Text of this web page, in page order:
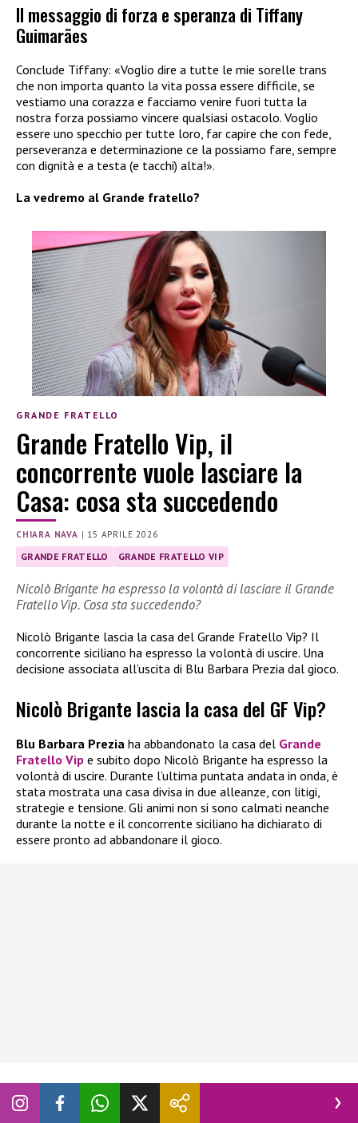
Il messaggio di forza e speranza di Tiffany
Guimarães
Conclude Tiffany: «Voglio dire a tutte le mie sorelle trans
che non importa quanto la vita possa essere difficile, se
vestiamo una corazza e facciamo venire fuori tutta la
nostra forza possiamo vincere qualsiasi ostacolo. Voglio
essere uno specchio per tutte loro, far capire che con fede,
perseveranza e determinazione ce la possiamo fare, sempre
con dignità e a testa (e tacchi) alta!».
La vedremo al Grande fratello?
GRANDE FRATELLO
Grande Fratello Vip, il
concorrente vuole lasciare la
Casa: cosa sta succedendo
CHIARA NAVA | 15 APRILE 2026
GRANDE FRATELLO GRANDE FRATELLO VIP
Nicolò Brigante ha espresso la volontà di lasciare il Grande
Fratello Vip. Cosa sta succedendo?
Nicolò Brigante lascia la casa del Grande Fratello Vip? Il
concorrente siciliano ha espresso la volontà di uscire. Una
decisione associata all’uscita di Blu Barbara Prezia dal gioco.
Nicolò Brigante lascia la casa del GF Vip?
Blu Barbara Prezia ha abbandonato la casa del Grande
Fratello Vip e subito dopo Nicolò Brigante ha espresso la
volontà di uscire. Durante l’ultima puntata andata in onda, è
stata mostrata una casa divisa in due alleanze, con litigi,
strategie e tensione. Gli animi non si sono calmati neanche
durante la notte e il concorrente siciliano ha dichiarato di
essere pronto ad abbandonare il gioco.
In realtà, ne aveva già parlato giorni fa, quandoBlu Barbara
Prezia
era al televoto con Adriana Volpe, Alessandra